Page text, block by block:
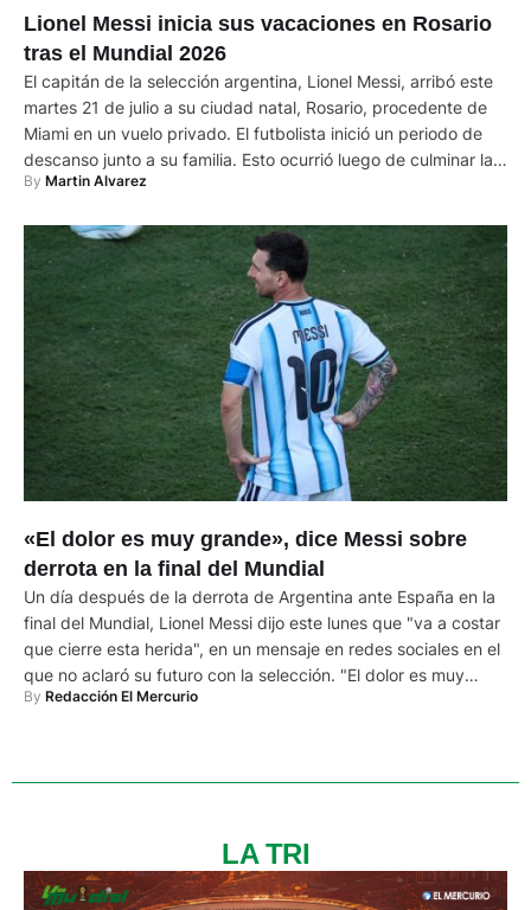
Alemania será contra Países Bajos el próximo 24 de
septiembre en la Liga de Naciones de la UEFA. (D) Noticia
deportiva
Lionel Messi inicia sus vacaciones en Rosario
tras el Mundial 2026
El capitán de la selección argentina, Lionel Messi, arribó este
martes 21 de julio a su ciudad natal, Rosario, procedente de
Miami en un vuelo privado. El futbolista inició un periodo de
descanso junto a su familia. Esto ocurrió luego de culminar la
participación de la selección albiceleste en la Copa Mundial
By Martin Alvarez
«El dolor es muy grande», dice Messi sobre
derrota en la final del Mundial
Un día después de la derrota de Argentina ante España en la
final del Mundial, Lionel Messi dijo este lunes que "va a costar
que cierre esta herida", en un mensaje en redes sociales en el
que no aclaró su futuro con la selección. "El dolor es muy
grande y va a costar que cierre …
By Redacción El Mercurio
LA TRI